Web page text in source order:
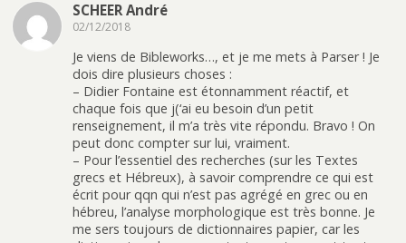
SCHEER André
02/12/2018
Je viens de Bibleworks…, et je me mets à Parser ! Je
dois dire plusieurs choses :
– Didier Fontaine est étonnamment réactif, et
chaque fois que j(‘ai eu besoin d’un petit
renseignement, il m’a très vite répondu. Bravo ! On
peut donc compter sur lui, vraiment.
– Pour l’essentiel des recherches (sur les Textes
grecs et Hébreux), à savoir comprendre ce qui est
écrit pour qqn qui n’est pas agrégé en grec ou en
hébreu, l’analyse morphologique est très bonne. Je
me sers toujours de dictionnaires papier, car les